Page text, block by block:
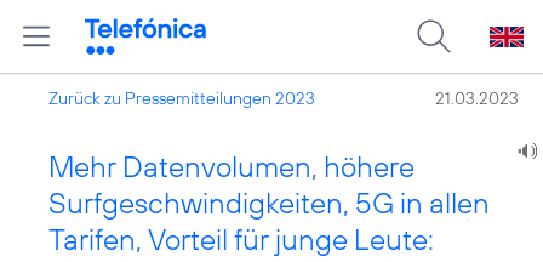
Zurück zu Pressemitteilungen 2023 21.03.2023
Mehr Datenvolumen, höhere
Surfgeschwindigkeiten, 5G in allen
Tarifen, Vorteil für junge Leute: